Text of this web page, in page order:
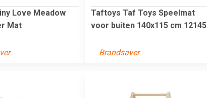
Love Meadow
Mat
Taftoys Taf Toys Speelmat
voor buiten 140x115 cm 12145
Brandsaver